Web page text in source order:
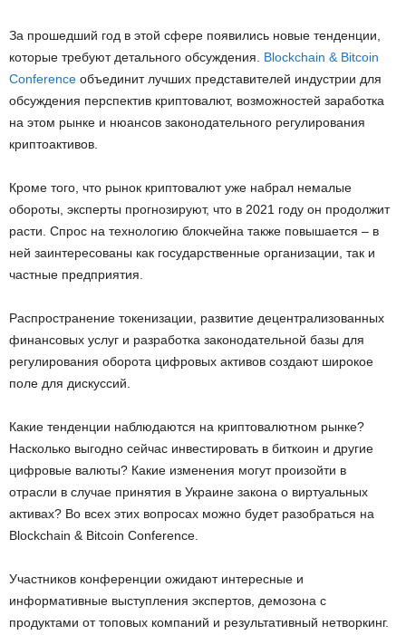
За прошедший год в этой сфере появились новые тенденции,
которые требуют детального обсуждения. Blockchain & Bitcoin
Conference объединит лучших представителей индустрии для
обсуждения перспектив криптовалют, возможностей заработка
на этом рынке и нюансов законодательного регулирования
криптоактивов.
Кроме того, что рынок криптовалют уже набрал немалые
обороты, эксперты прогнозируют, что в 2021 году он продолжит
расти. Спрос на технологию блокчейна также повышается – в
ней заинтересованы как государственные организации, так и
частные предприятия.
Распространение токенизации, развитие децентрализованных
финансовых услуг и разработка законодательной базы для
регулирования оборота цифровых активов создают широкое
поле для дискуссий.
Какие тенденции наблюдаются на криптовалютном рынке?
Насколько выгодно сейчас инвестировать в биткоин и другие
цифровые валюты? Какие изменения могут произойти в
отрасли в случае принятия в Украине закона о виртуальных
активах? Во всех этих вопросах можно будет разобраться на
Blockchain & Bitcoin Conference.
Участников конференции ожидают интересные и
информативные выступления экспертов, демозона с
продуктами от топовых компаний и результативный нетворкинг.